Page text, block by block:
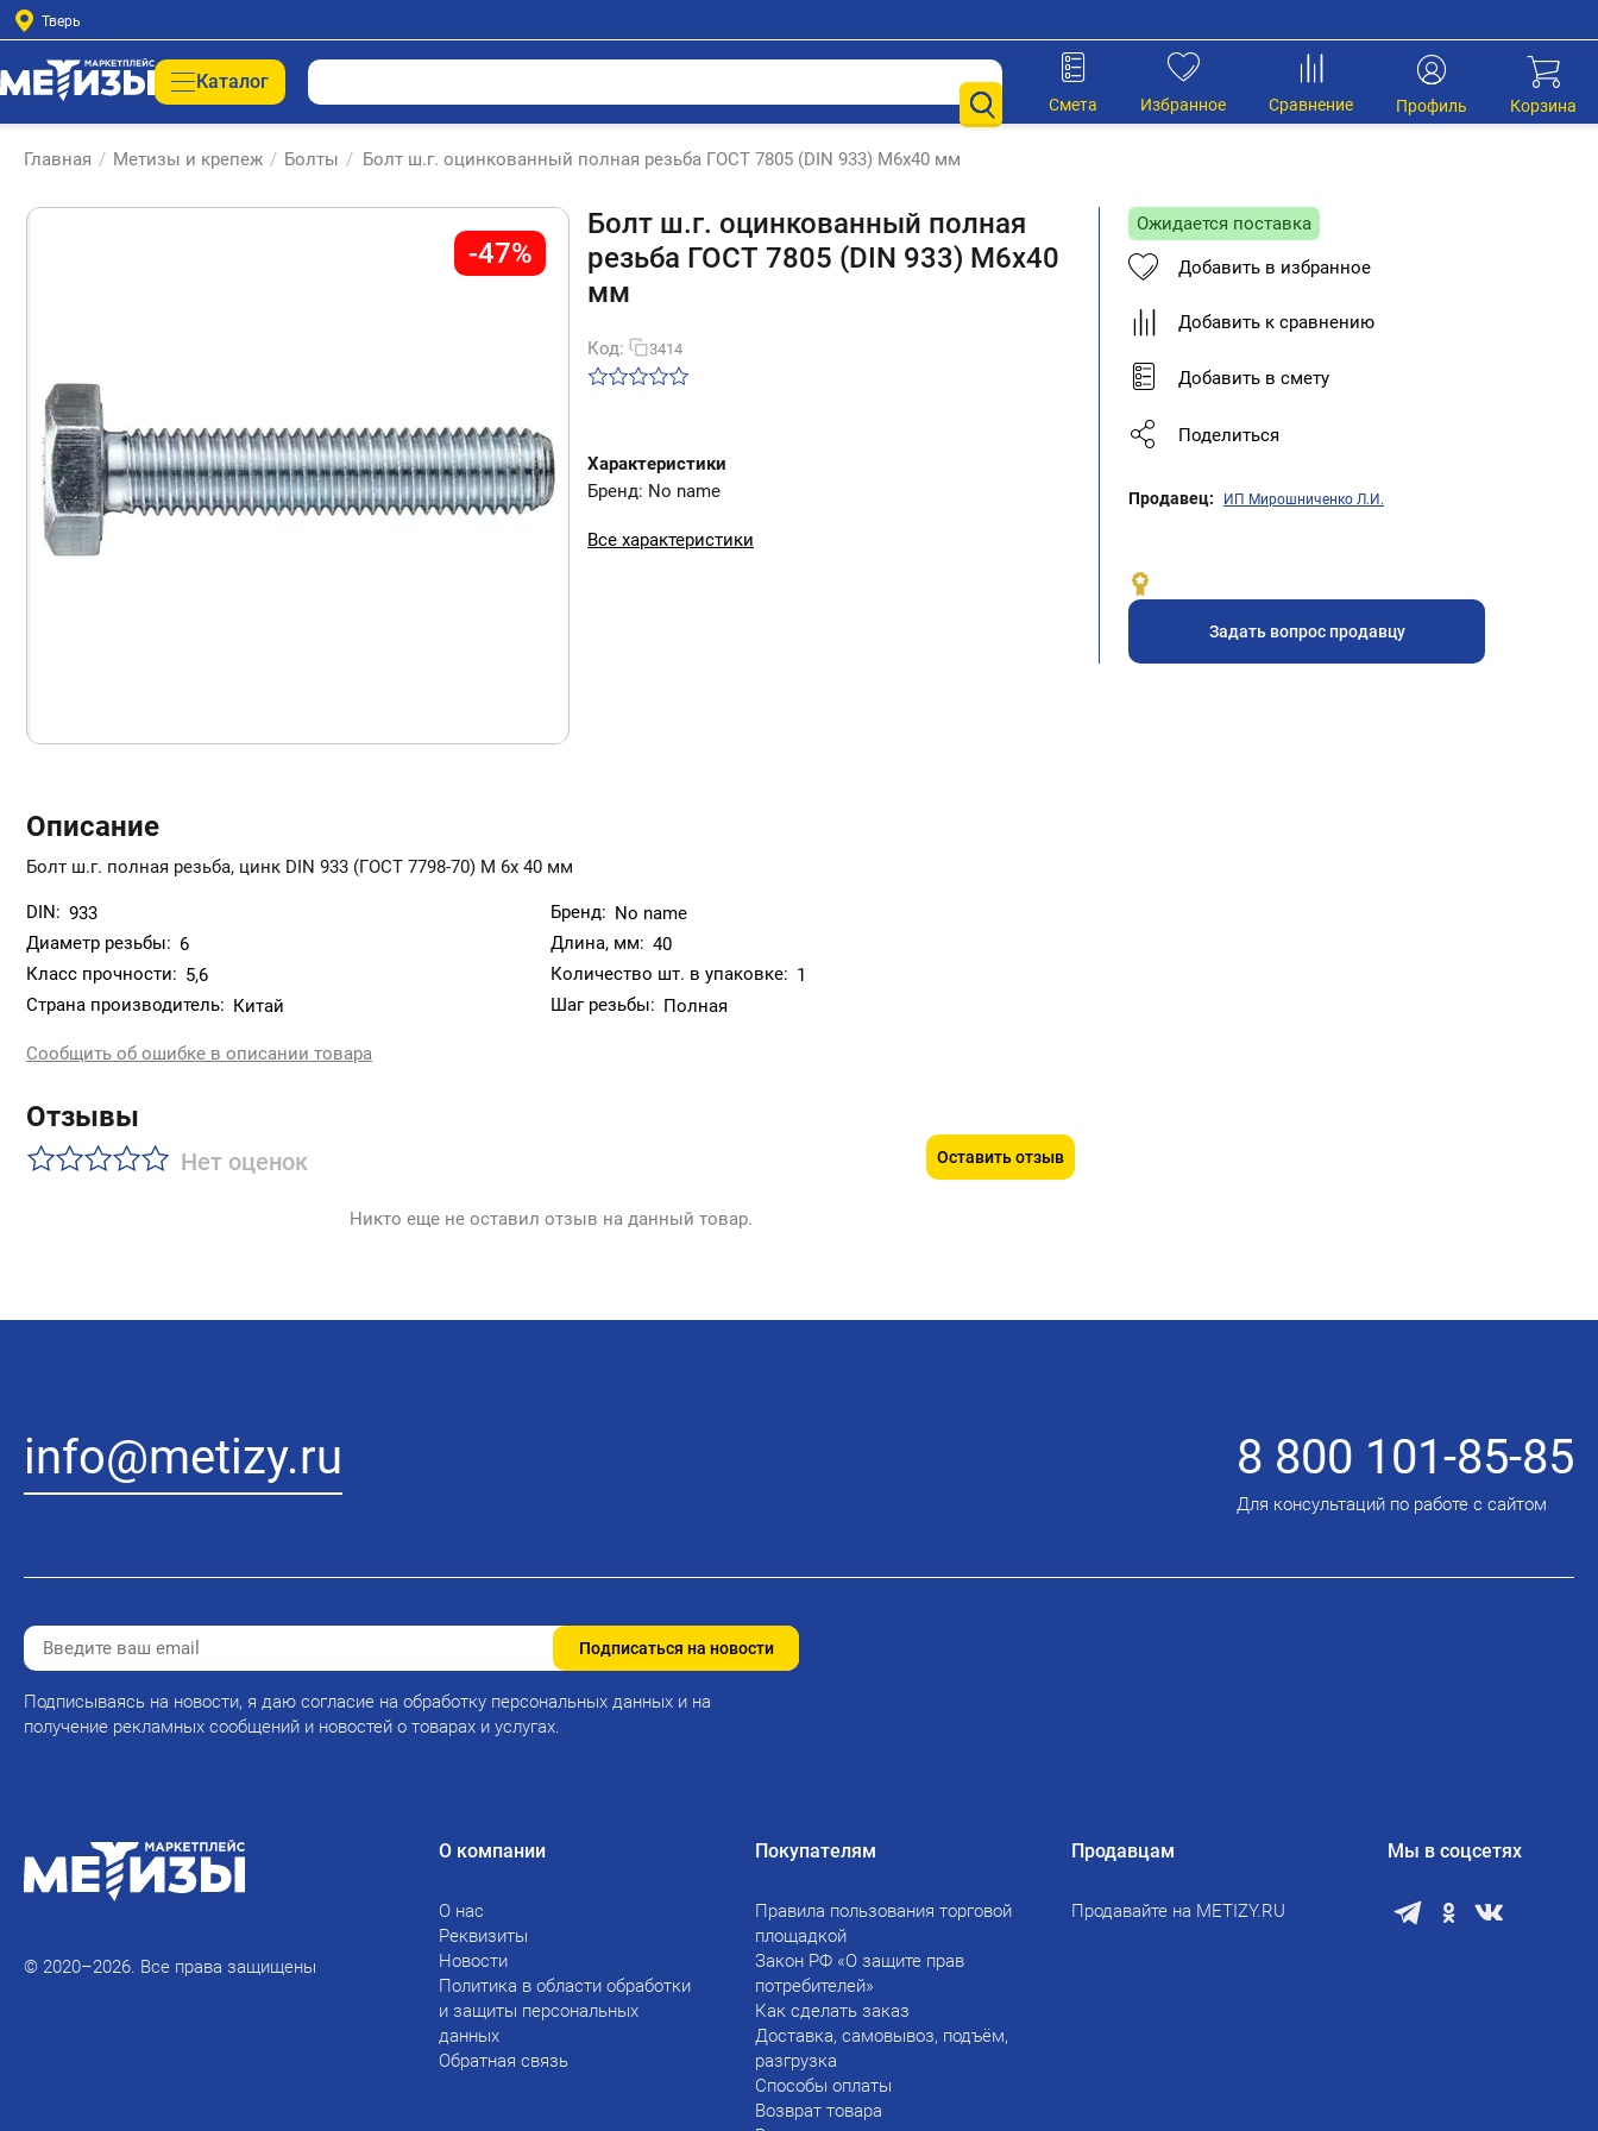
Тверь
Каталог
Корзина
Профиль
Сравнение
Избранное
Смета
Главная / Метизы и крепеж / Болты / Болт ш.г. оцинкованный полная резьба ГОСТ 7805 (DIN 933) М6х40 мм
-47%
Болт ш.г. оцинкованный полная
резьба ГОСТ 7805 (DIN 933) М6х40
мм
Код: 3414
Характеристики
Бренд: No name
Все характеристики
Описание
Болт ш.г. полная резьба, цинк DIN 933 (ГОСТ 7798-70) М 6х 40 мм
DIN: 933 Бренд: No name
Диаметр резьбы: 6 Длина, мм: 40
Класс прочности: 5,6 Количество шт. в упаковке: 1
Страна производитель: Китай Шаг резьбы: Полная
Сообщить об ошибке в описании товара
Отзывы
Нет оценок Оставить отзыв
Никто еще не оставил отзыв на данный товар.
Ожидается поставка
Добавить в избранное
Добавить к сравнению
Добавить в смету
Поделиться
Продавец: ИП Мирошниченко Л.И.
Задать вопрос продавцу
info@metizy.ru 8 800 101-85-85
Для консультаций по работе с сайтом
Подписаться на новости
Подписываясь на новости, я даю согласие на обработку персональных данных и на
получение рекламных сообщений и новостей о товарах и услугах.
© 2020–2026. Все права защищены
О компании
О нас
Реквизиты
Новости
Политика в области обработки
и защиты персональных
данных
Обратная связь
Покупателям
Правила пользования торговой
площадкой
Закон РФ «О защите прав
потребителей»
Как сделать заказ
Доставка, самовывоз, подъём,
разгрузка
Способы оплаты
Возврат товара
Продавцам
Продавайте на METIZY.RU
Мы в соцсетях